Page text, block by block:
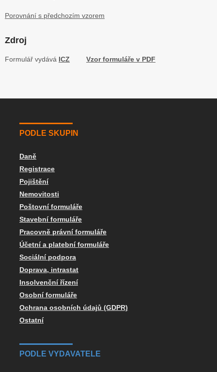
Porovnání s předchozím vzorem
Zdroj
Formulář vydává ICZ Vzor formuláře v PDF
PODLE SKUPIN
Daně
Registrace
Pojištění
Nemovitosti
Poštovní formuláře
Stavební formuláře
Pracovně právní formuláře
Účetní a platební formuláře
Sociální podpora
Doprava, intrastat
Insolvenční řízení
Osobní formuláře
Ochrana osobních údajů (GDPR)
Ostatní
PODLE VYDAVATELE